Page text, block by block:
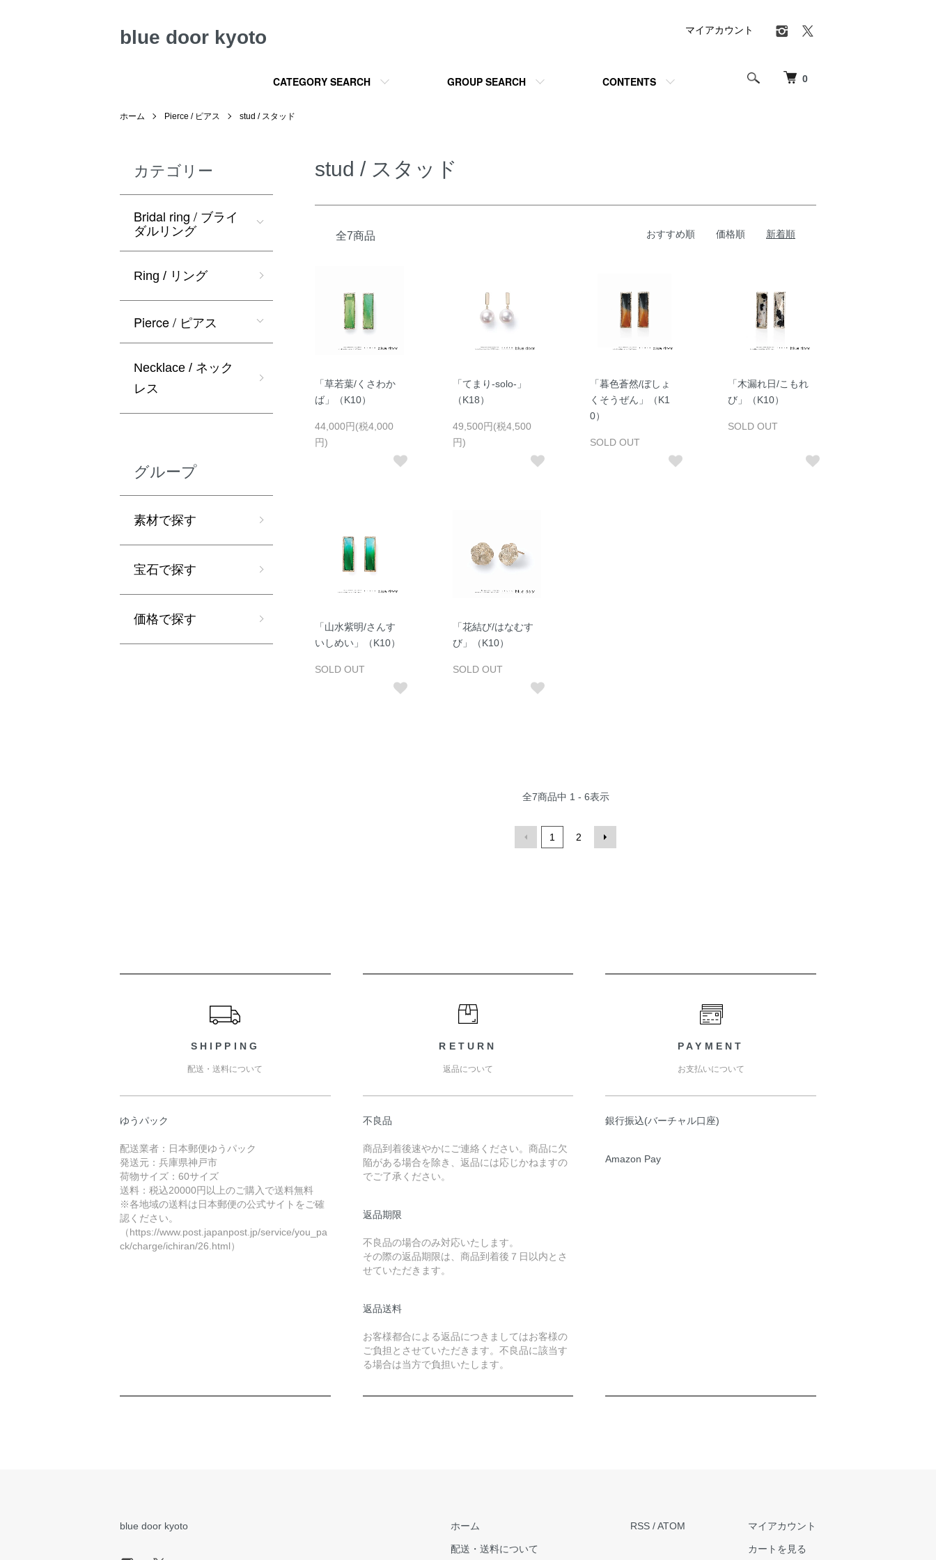
blue door kyoto
0
CATEGORY SEARCH GROUP SEARCH CONTENTS
マイアカウント
ホーム Pierce / ピアス stud / スタッド
stud / スタッド
全7商品 おすすめ順 価格順 新着順
「草若葉/くさわか
ば」（K10）
44,000円(税4,000
円)
「てまり-solo-」
（K18）
49,500円(税4,500
円)
「暮色蒼然/ぼしょ
くそうぜん」（K1
0）
SOLD OUT
「木漏れ日/こもれ
び」（K10）
SOLD OUT
「山水紫明/さんす
いしめい」（K10）
SOLD OUT
「花結び/はなむす
び」（K10）
SOLD OUT
全7商品中 1 - 6表示
1 2
カテゴリー
Bridal ring / ブライ
ダルリング
Ring / リング
Pierce / ピアス
Necklace / ネック
レス
グループ
素材で探す
宝石で探す
価格で探す
SHIPPING
配送・送料について
ゆうパック
配送業者：日本郵便ゆうパック
発送元：兵庫県神戸市
荷物サイズ：60サイズ
送料：税込20000円以上のご購入で送料無料
※各地域の送料は日本郵便の公式サイトをご確
認ください。
（https://www.post.japanpost.jp/service/you_pa
ck/charge/ichiran/26.html）
RETURN
返品について
不良品
商品到着後速やかにご連絡ください。商品に欠
陥がある場合を除き、返品には応じかねますの
でご了承ください。
返品期限
不良品の場合のみ対応いたします。
その際の返品期限は、商品到着後７日以内とさ
せていただきます。
返品送料
お客様都合による返品につきましてはお客様の
ご負担とさせていただきます。不良品に該当す
る場合は当方で負担いたします。
PAYMENT
お支払いについて
銀行振込(バーチャル口座)
Amazon Pay
blue door kyoto ホーム
配送・送料について
RSS /ATOM マイアカウント
カートを見る